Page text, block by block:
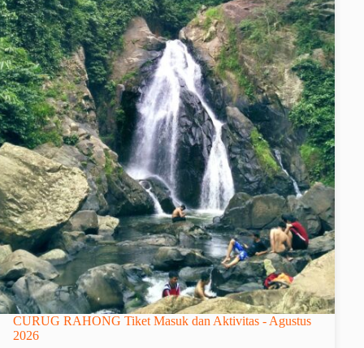
CURUG RAHONG Tiket Masuk dan Aktivitas - Agustus
2026